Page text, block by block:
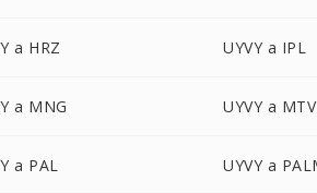
a HRZ UYVY a IPL
a MNG UYVY a MTV
a PAL UYVY a